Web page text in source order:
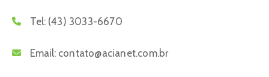
Tel: (43) 3033-6670
Email: contato@acianet.com.br